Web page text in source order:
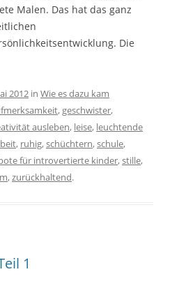
Malen. Das hat das ganz
Die
2012 in Wie es dazu kam
, geschwister,
ausleben, leise, leuchtende
, ruhig,schüchtern,schule,
für introvertierte kinder,stille,
,zurückhaltend.
1